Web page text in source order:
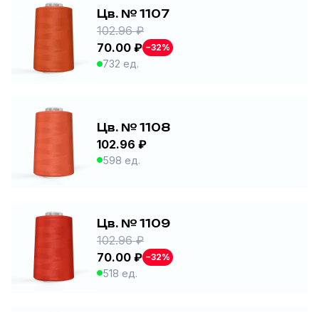
Цв. № 1107
102.96 ₽
70.00 ₽ −32%
732 ед.
Цв. № 1108
102.96 ₽
598 ед.
Цв. № 1109
102.96 ₽
70.00 ₽ −32%
518 ед.